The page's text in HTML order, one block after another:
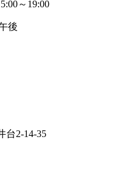
～19:00
後
台2-14-35